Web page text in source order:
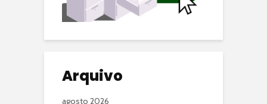
Arquivo
agosto 2026